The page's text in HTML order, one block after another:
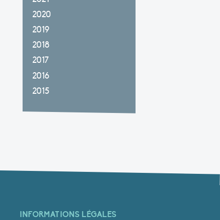
2020
2019
2018
2017
2016
2015
INFORMATIONS LÉGALES